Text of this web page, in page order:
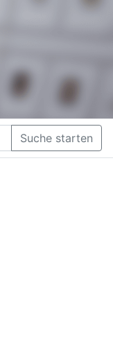
Suche starten